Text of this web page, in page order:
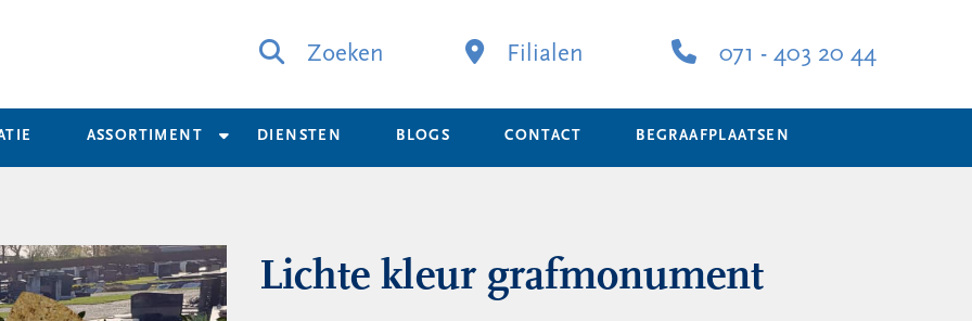
Zoeken Filialen 071 - 403 20 44
ASSORTIMENT DIENSTEN BLOGS CONTACT BEGRAAFPLAATSEN
Lichte kleur grafmonument